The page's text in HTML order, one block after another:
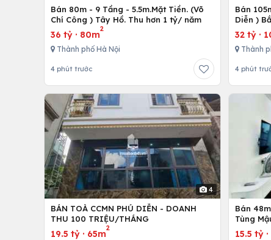
Bán 80m - 9 Tầng - 5.5m.Mặt Tiền. (Võ
Chí Công ) Tây Hồ. Thu hơn 1 tỷ/ năm
36 tỷ · 80m
2
Thành phố Hà Nội
4 phút trước
Bán
Diễn )
32 tỷ ·
Thành
4 phút
4
BÁN TOÀ CCMN PHÚ DIỄN - DOANH
THU 100 TRIỆU/THÁNG
19.5 tỷ · 65m
2
Bán
Tùng
15.5 tỷ ·